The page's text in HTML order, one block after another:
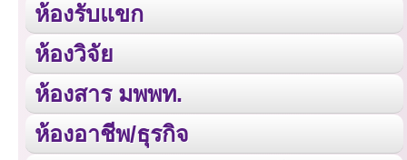
ห้องรับแขก
ห้องวิจัย
ห้องสาร มพพท.
ห้องอาชีพ/ธุรกิจ